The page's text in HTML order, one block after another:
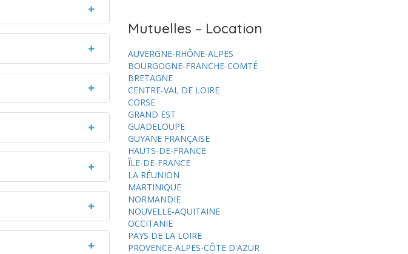
Mutuelles – Location
AUVERGNE-RHÔNE-ALPES
BOURGOGNE-FRANCHE-COMTÉ
BRETAGNE
CENTRE-VAL DE LOIRE
CORSE
GRAND EST
GUADELOUPE
GUYANE FRANÇAISE
HAUTS-DE-FRANCE
ÎLE-DE-FRANCE
LA RÉUNION
MARTINIQUE
NORMANDIE
NOUVELLE-AQUITAINE
OCCITANIE
PAYS DE LA LOIRE
PROVENCE-ALPES-CÔTE D'AZUR